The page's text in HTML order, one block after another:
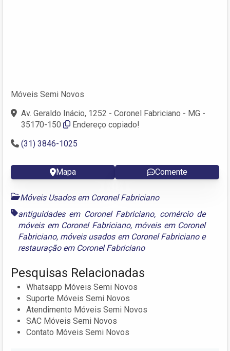
Móveis Semi Novos
Av. Geraldo Inácio, 1252 - Coronel Fabriciano - MG -
35170-150
Endereço copiado!
(31) 3846-1025
Mapa Comente
Móveis Usados em Coronel Fabriciano
antiguidades em Coronel Fabriciano, comércio de
móveis em Coronel Fabriciano, móveis em Coronel
Fabriciano, móveis usados em Coronel Fabricianoe
restauração em Coronel Fabriciano
Pesquisas Relacionadas
Whatsapp Móveis Semi Novos
Suporte Móveis Semi Novos
Atendimento Móveis Semi Novos
SAC Móveis Semi Novos
Contato Móveis Semi Novos